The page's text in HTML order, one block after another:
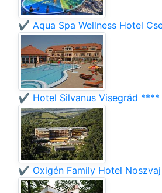
✔️ Aqua Spa Wellness Hotel
✔️ Hotel Silvanus Visegrád ****
✔️ Oxigén Family Hotel